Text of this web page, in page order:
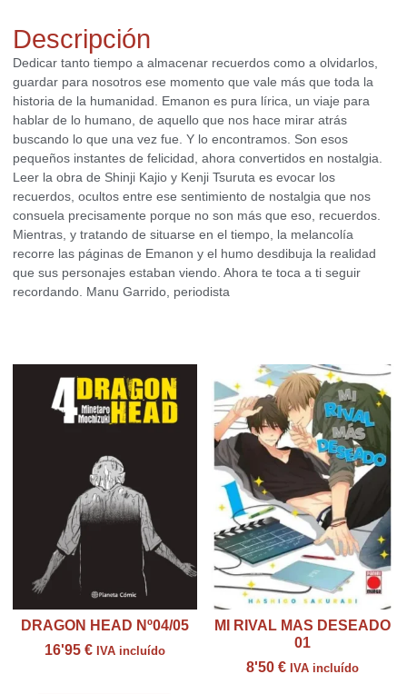
Descripción
Dedicar tanto tiempo a almacenar recuerdos como a olvidarlos,
guardar para nosotros ese momento que vale más que toda la
historia de la humanidad. Emanon es pura lírica, un viaje para
hablar de lo humano, de aquello que nos hace mirar atrás
buscando lo que una vez fue. Y lo encontramos. Son esos
pequeños instantes de felicidad, ahora convertidos en nostalgia.
Leer la obra de Shinji Kajio y Kenji Tsuruta es evocar los
recuerdos, ocultos entre ese sentimiento de nostalgia que nos
consuela precisamente porque no son más que eso, recuerdos.
Mientras, y tratando de situarse en el tiempo, la melancolía
recorre las páginas de Emanon y el humo desdibuja la realidad
que sus personajes estaban viendo. Ahora te toca a ti seguir
recordando. Manu Garrido, periodista
DRAGON HEAD Nº04/05
16'95 € IVA incluído
MI RIVAL MAS DESEADO
01
8'50 € IVA incluído